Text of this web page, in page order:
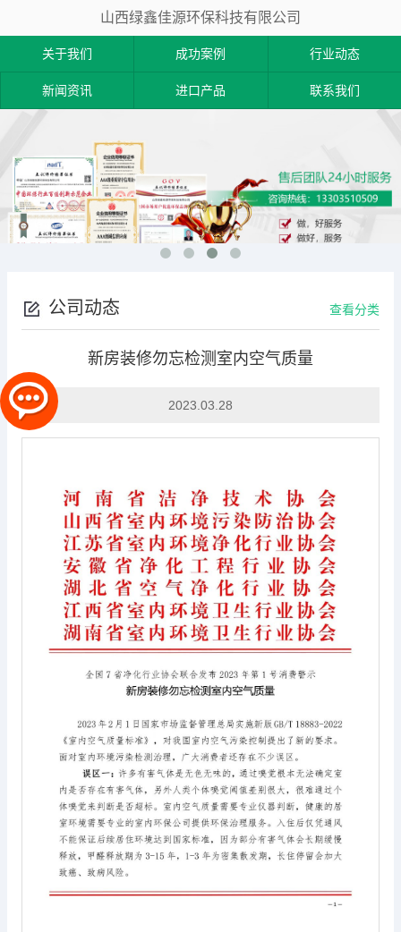
山西绿鑫佳源环保科技有限公司
关于我们 成功案例 行业动态
新闻资讯 进口产品 联系我们
公司动态 查看分类
新房装修勿忘检测室内空气质量
2023.03.28